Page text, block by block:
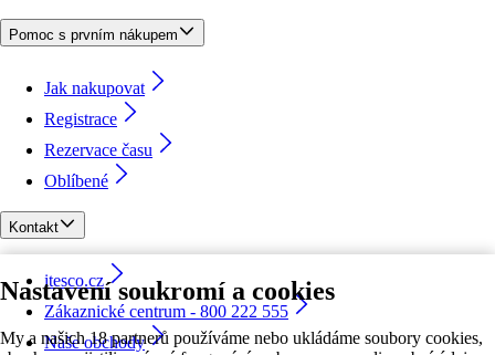
Nastavení soukromí a cookies
My a našich 18 partnerů používáme nebo ukládáme soubory cookies,
Pomoc s prvním nákupem
Jak nakupovat
Registrace
Rezervace času
Oblíbené
Kontakt
itesco.cz
Zákaznické centrum - 800 222 555
Naše obchody